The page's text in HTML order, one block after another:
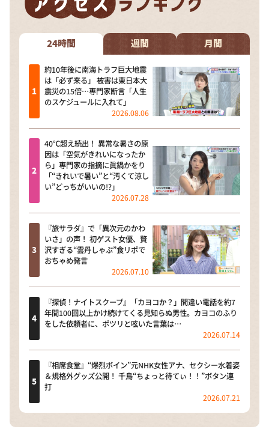
24時間 週間 月間
約10年後に南海トラフ巨大地震
は「必ず来る」 被害は東日本大
震災の15倍…専門家断言「人生
のスケジュールに入れて」
2026.08.06
40℃超え続出！ 異常な暑さの原
因は「空気がきれいになったか
ら」専門家の指摘に眞鍋かをり
「“きれいで暑い”と“汚くて涼し
い”どっちがいいの!?」
2026.07.28
『旅サラダ』で「異次元のかわ
いさ」の声！ 初ゲスト女優、贅
沢すぎる“雲丹しゃぶ”食リポで
おちゃめ発言
2026.07.10
『探偵！ナイトスクープ』「カヨコか？」間違い電話を約7
年間100回以上かけ続けてくる見知らぬ男性。カヨコのふり
をした依頼者に、ポツリと呟いた言葉は…
2026.07.14
『相席食堂』“爆烈ボイン”元NHK女性アナ、セクシー水着姿
＆規格外グッズ公開！ 千鳥“ちょっと待てぃ！！”ボタン連
打
2026.07.21